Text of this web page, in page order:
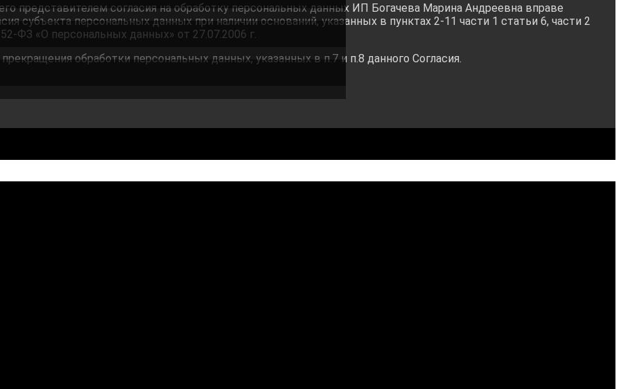
представителем согласия на обработку персональных данных ИП Богачева Марина Андреевна вправе
субъекта персональных данных при наличии оснований, указанных в пунктах 2-11 части 1 статьи 6, части 2
ФЗ «О персональных данных» от 27.07.2006 г.
обработки персональных данных, указанных в п.7 и п.8 данного Согласия.